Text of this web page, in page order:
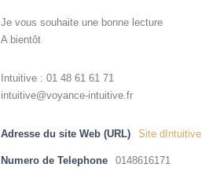
Je vous souhaite une bonne lecture
A bientôt
Intuitive : 01 48 61 61 71
intuitive@voyance-intuitive.fr
Adresse du site Web (URL) Site dIntuitive
Numero de Telephone 0148616171